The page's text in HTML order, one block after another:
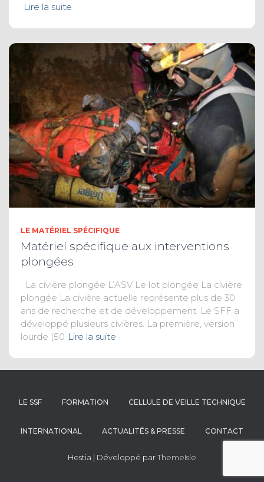
Lire la suite
LE MATÉRIEL SPÉCIFIQUE
Matériel spécifique aux interventions
plongées
La civière plongée L’ASV Le lot plongée La civière
plongée La civière actuelle représente plus de 30
ans de recherche et de développement. Le SFF a
développé plusieurs civières. La première, version
lourde (50 Lire la suite
LE SSF FORMATION CELLULE DE VEILLE TECHNIQUE
INTERNATIONAL ACTUALITÉS & PRESSE CONTACT
Hestia | Développé parThemeIsle